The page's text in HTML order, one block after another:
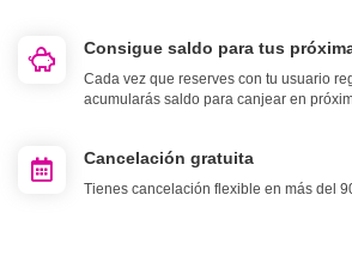
Consigue saldo para tus
Cada vez que reserves con tu usuario
acumularás saldo para canjear en
Cancelación gratuita
Tienes cancelación flexible en más del